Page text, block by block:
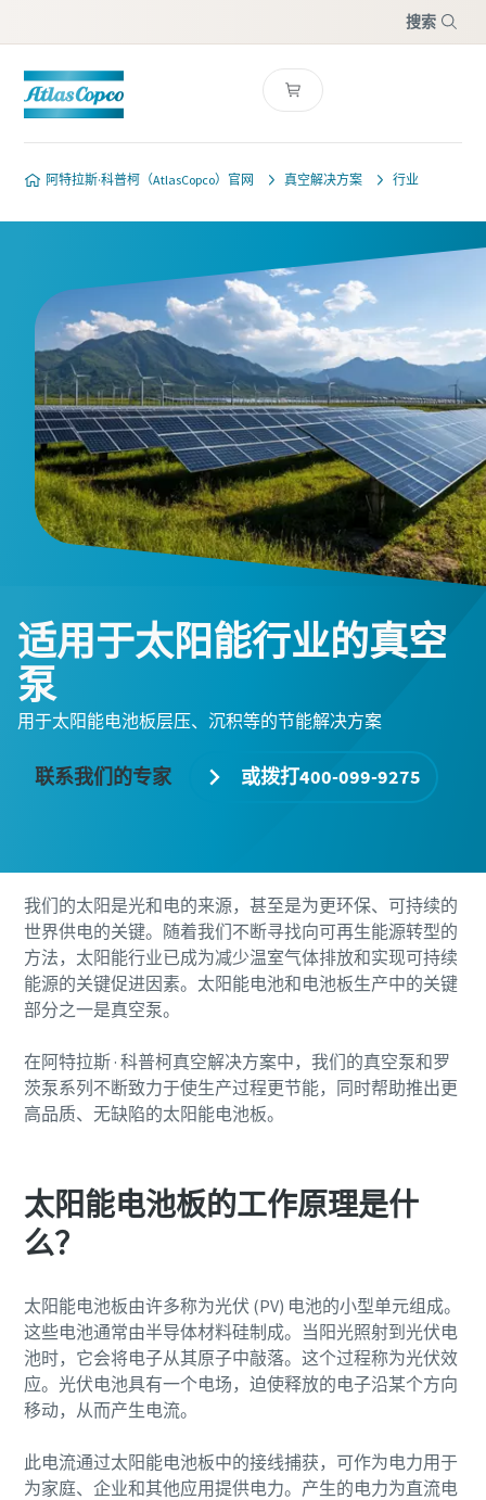
搜索
阿特拉斯·科普柯（AtlasCopco）官网 真空解决方案 行业
适用于太阳能行业的真空
泵
用于太阳能电池板层压、沉积等的节能解决方案
联系我们的专家 或拨打400-099-9275
我们的太阳是光和电的来源，甚至是为更环保、可持续的
世界供电的关键。随着我们不断寻找向可再生能源转型的
方法，太阳能行业已成为减少温室气体排放和实现可持续
能源的关键促进因素。太阳能电池和电池板生产中的关键
部分之一是真空泵。
在阿特拉斯 · 科普柯真空解决方案中，我们的真空泵和罗
茨泵系列不断致力于使生产过程更节能，同时帮助推出更
高品质、无缺陷的太阳能电池板。
太阳能电池板的工作原理是什
么？
太阳能电池板由许多称为光伏 (PV) 电池的小型单元组成。
这些电池通常由半导体材料硅制成。当阳光照射到光伏电
池时，它会将电子从其原子中敲落。这个过程称为光伏效
应。光伏电池具有一个电场，迫使释放的电子沿某个方向
移动，从而产生电流。
此电流通过太阳能电池板中的接线捕获，可作为电力用于
为家庭、企业和其他应用提供电力。产生的电力为直流电
请联系我们的真空泵专家
阿特拉斯 · 科普柯拥有一支专门的
团队，可为您提供有关真空泵和真
空解决方案的建议。
打开京东APP，搜索“阿特拉斯·科
样，一键下单轻松订购。
个人信息
名字
姓氏
电子邮件
其他信息
街道
城市
邮政编码 (ZIP)
请联系我们的真空泵专家
阿特拉斯 · 科普柯拥有一支专门的
团队，可为您提供有关真空泵和真
空解决方案的建议。
打开京东APP，搜索“阿特拉斯·科
样，一键下单轻松订购。
个人信息
名字
姓氏
电子邮件
其他信息
街道
城市
邮政编码 (ZIP)